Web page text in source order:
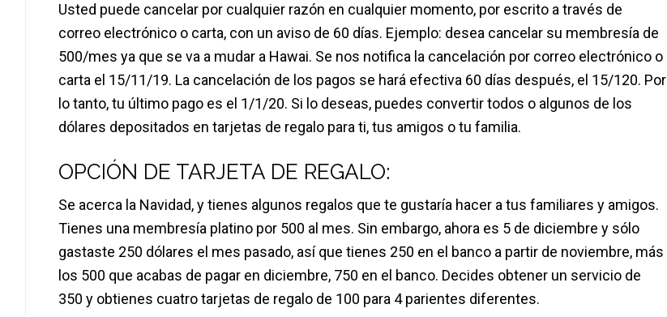
Usted puede cancelar por cualquier razón en cualquier momento, por escrito a través de
correo electrónico o carta, con un aviso de 60 días. Ejemplo: desea cancelar su membresía de
500/mes ya que se va a mudar a Hawai. Se nos notifica la cancelación por correo electrónico o
carta el 15/11/19. La cancelación de los pagos se hará efectiva 60 días después, el 15/120. Por
lo tanto, tu último pago es el 1/1/20. Si lo deseas, puedes convertir todos o algunos de los
dólares depositados en tarjetas de regalo para ti, tus amigos o tu familia.
OPCIÓN DE TARJETA DE REGALO:
Se acerca la Navidad, y tienes algunos regalos que te gustaría hacer a tus familiares y amigos.
Tienes una membresía platino por 500 al mes. Sin embargo, ahora es 5 de diciembre y sólo
gastaste 250 dólares el mes pasado, así que tienes 250 en el banco a partir de noviembre, más
los 500 que acabas de pagar en diciembre, 750 en el banco. Decides obtener un servicio de
350 y obtienes cuatro tarjetas de regalo de 100 para 4 parientes diferentes.